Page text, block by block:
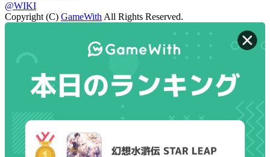
@WIKI
Copyright (C) GameWith All Rights Reserved.